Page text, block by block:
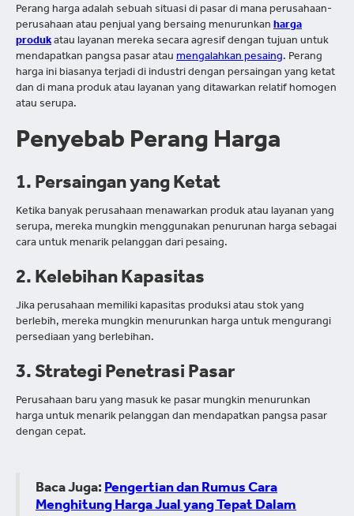
Perang harga adalah sebuah situasi di pasar di mana perusahaan-
perusahaan atau penjual yang bersaing menurunkan harga
produkatau layanan mereka secara agresif dengan tujuan untuk
mendapatkan pangsa pasar atau mengalahkan pesaing. Perang
harga ini biasanya terjadi di industri dengan persaingan yang ketat
dan di mana produk atau layanan yang ditawarkan relatif homogen
atau serupa.
Penyebab Perang Harga
1. Persaingan yang Ketat
Ketika banyak perusahaan menawarkan produk atau layanan yang
serupa, mereka mungkin menggunakan penurunan harga sebagai
cara untuk menarik pelanggan dari pesaing.
2. Kelebihan Kapasitas
Jika perusahaan memiliki kapasitas produksi atau stok yang
berlebih, mereka mungkin menurunkan harga untuk mengurangi
persediaan yang berlebihan.
3. Strategi Penetrasi Pasar
Perusahaan baru yang masuk ke pasar mungkin menurunkan
harga untuk menarik pelanggan dan mendapatkan pangsa pasar
dengan cepat.
Baca Juga: Pengertian dan Rumus Cara
Menghitung Harga Jual yang Tepat Dalam